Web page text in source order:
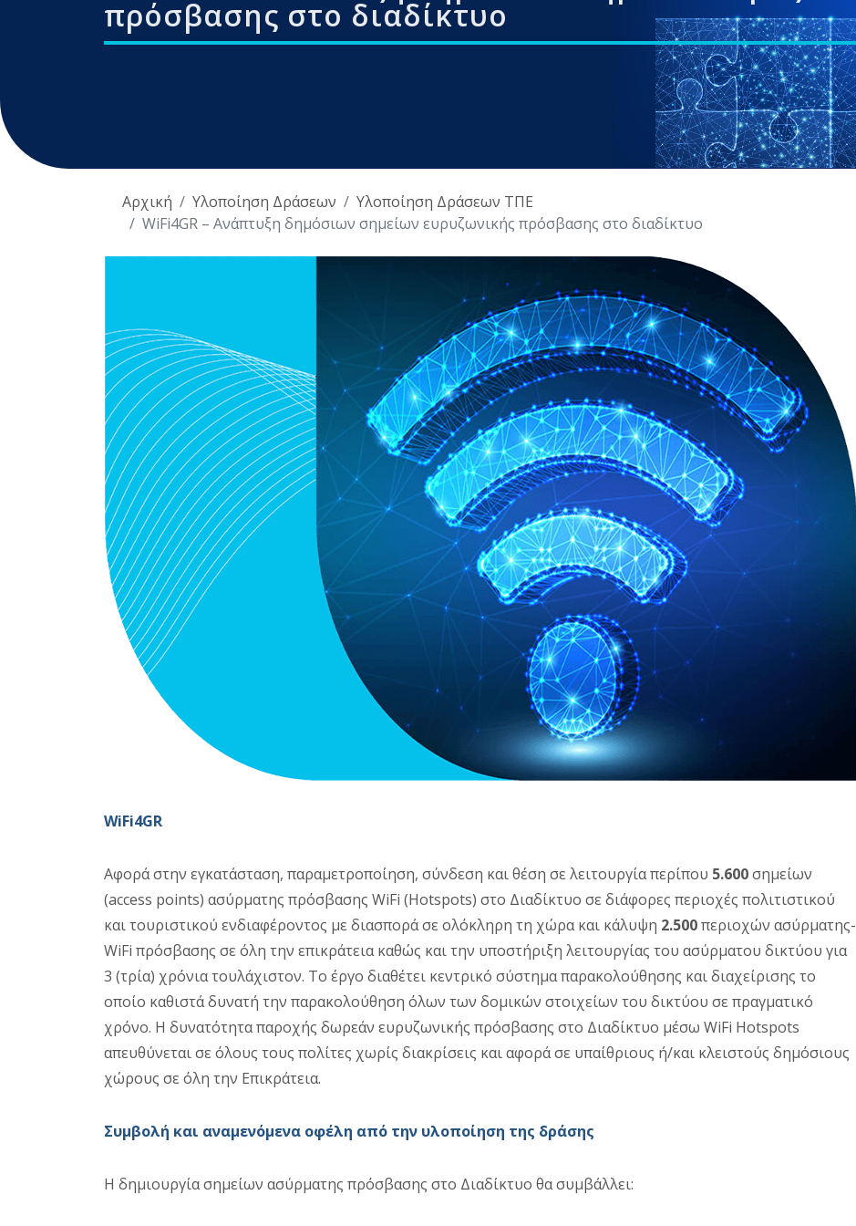
πρόσβασης στο διαδίκτυο
Αρχική Υλοποίηση Δράσεων
Υλοποίηση Δράσεων ΤΠΕ
WiFi4GR – Ανάπτυξη δημόσιων σημείων ευρυζωνικής πρόσβασης στο διαδίκτυο
WiFi4GR
Αφορά στην εγκατάσταση, παραμετροποίηση, σύνδεση και θέση σε λειτουργία περίπου 5.600σημείων
(access points) ασύρματης πρόσβασης WiFi (Hotspots) στο Διαδίκτυο σε διάφορες περιοχές πολιτιστικού
και τουριστικού ενδιαφέροντος με διασπορά σε ολόκληρη τη χώρα και κάλυψη 2.500περιοχών ασύρματης-
WiFi πρόσβασης σε όλη την επικράτεια καθώς και την υποστήριξη λειτουργίας του ασύρματου δικτύου για
3 (τρία) χρόνια τουλάχιστον. Το έργο διαθέτει κεντρικό σύστημα παρακολούθησης και διαχείρισης το
οποίο καθιστά δυνατή την παρακολούθηση όλων των δομικών στοιχείων του δικτύου σε πραγματικό
χρόνο. Η δυνατότητα παροχής δωρεάν ευρυζωνικής πρόσβασης στο Διαδίκτυο μέσω WiFi Hotspots
απευθύνεται σε όλους τους πολίτες χωρίς διακρίσεις και αφορά σε υπαίθριους ή/και κλειστούς δημόσιους
χώρους σε όλη την Επικράτεια.
Συμβολή και αναμενόμενα οφέλη από την υλοποίηση της δράσης
Η δημιουργία σημείων ασύρματης πρόσβασης στο Διαδίκτυο θα συμβάλλει: